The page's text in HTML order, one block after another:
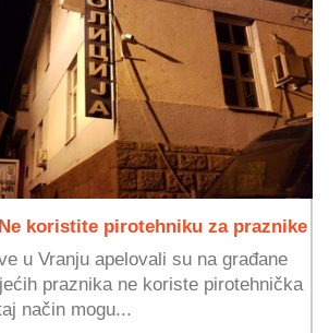
koristite pirotehniku za praznike
u Vranju apelovali su na građane
praznika ne koriste pirotehnička
način mogu...